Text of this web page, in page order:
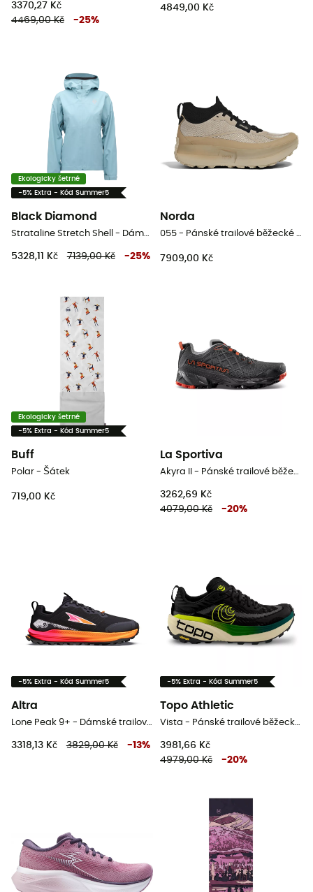
3370,27 Kč
4469,00 Kč
-25%
4849,00 Kč
Ekologicky šetrné
-5% Extra - Kód Summer5
Black Diamond
Strataline Stretch Shell - Dámská nepromokavá bunda
5328,11 Kč 7139,00 Kč -25%
Norda
055 - Pánské trailové běžecké boty
7909,00 Kč
Ekologicky šetrné
-5% Extra - Kód Summer5
Buff
Polar - Šátek
719,00 Kč
La Sportiva
Akyra II - Pánské trailové běžecké boty
3262,69 Kč
4079,00 Kč
-20%
-5% Extra - Kód Summer5
Altra
Lone Peak 9+ - Dámské trailové běžecké boty
3318,13 Kč 3829,00 Kč -13%
-5% Extra - Kód Summer5
Topo Athletic
Vista - Pánské trailové běžecké boty
3981,66 Kč
4979,00 Kč
-20%